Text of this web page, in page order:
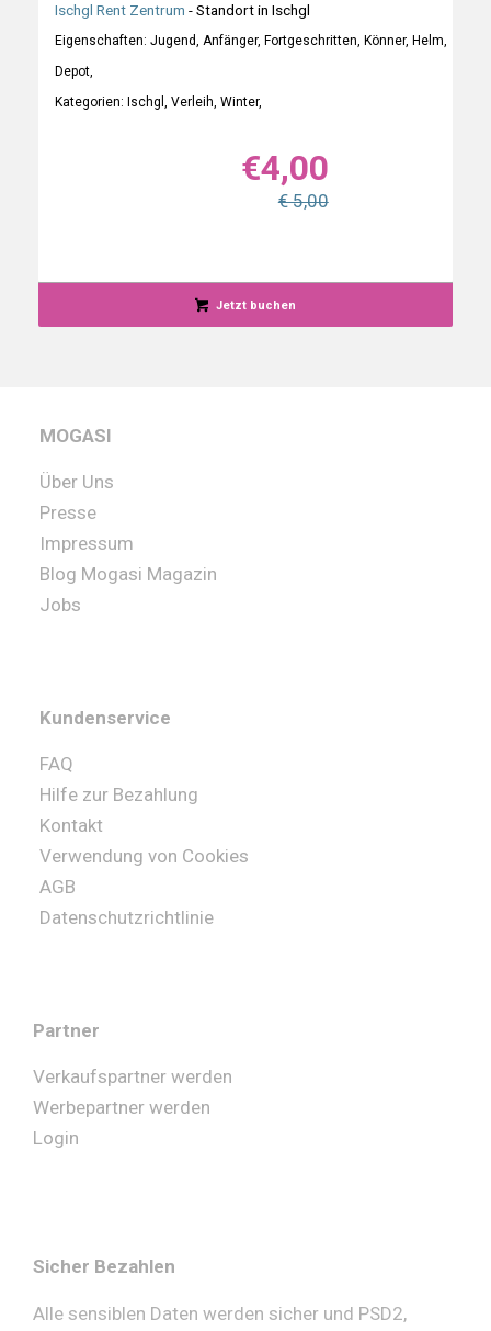
Ischgl Rent Zentrum - Standort in Ischgl
Eigenschaften: Jugend, Anfänger, Fortgeschritten, Könner, Helm,
Depot,
Kategorien: Ischgl, Verleih, Winter,
€4,00
€ 5,00
Jetzt buchen
MOGASI
Über Uns
Presse
Impressum
Blog Mogasi Magazin
Jobs
Kundenservice
FAQ
Hilfe zur Bezahlung
Kontakt
Verwendung von Cookies
AGB
Datenschutzrichtlinie
Partner
Verkaufspartner werden
Werbepartner werden
Login
Sicher Bezahlen
Alle sensiblen Daten werden sicher und PSD2,